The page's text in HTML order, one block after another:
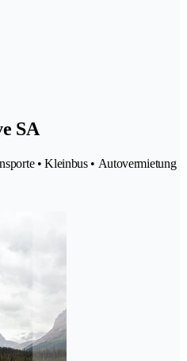
SA
• Kleinbus • Autovermietung